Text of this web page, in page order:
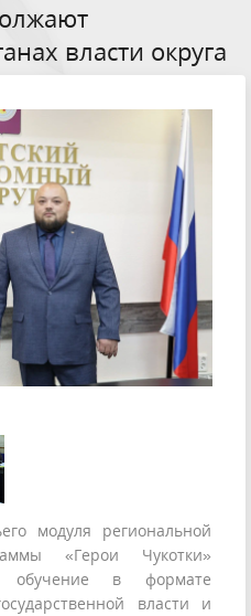
власти округа
модуля региональной
«Герои Чукотки»
обучение в формате
власти и